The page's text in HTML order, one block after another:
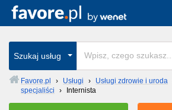
Szukaj usług
Favore.pl › Usługi › Usługi zdrowie i uroda
specjaliści
› Internista
Cała Polska
wszystkie w całym kraju